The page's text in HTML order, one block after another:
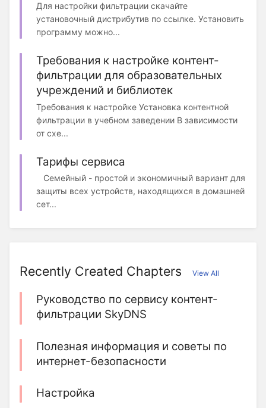
Для настройки фильтрации cкачайте
установочный дистрибутив по ссылке. Установить
программу можно...
Требования к настройке контент-
фильтрации для образовательных
учреждений и библиотек
Требования к настройке Установка контентной
фильтрации в учебном заведении В зависимости
от схе...
Тарифы сервиса
Семейный - простой и экономичный вариант для
защиты всех устройств, находящихся в домашней
сет...
Recently Created Chapters View All
Руководство по сервису контент-
фильтрации SkyDNS
Полезная информация и советы по
интернет-безопасности
Настройка